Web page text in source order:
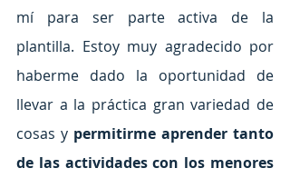
mí para ser parte activa de la
plantilla. Estoy muy agradecido por
haberme dado la oportunidad de
llevar a la práctica gran variedad de
cosas y permitirme aprender tanto
de las actividades con los menores